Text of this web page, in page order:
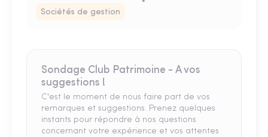
Sociétés de gestion
Sondage Club Patrimoine - A vos
suggestions !
C'est le moment de nous faire part de vos
remarques et suggestions. Prenez quelques
instants pour répondre à nos questions
concernant votre expérience et vos attentes